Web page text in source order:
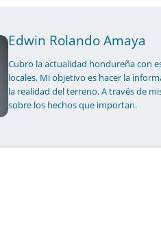
Edwin Rolando Amaya
Cubro la actualidad hondureña con
locales. Mi objetivo es hacer la
la realidad del terreno. A través de
sobre los hechos que importan.